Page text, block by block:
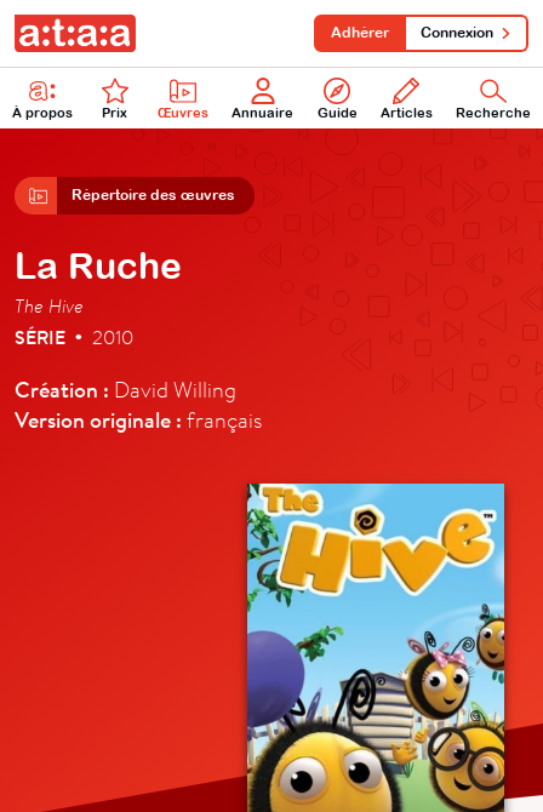
À propos Prix Œuvres Annuaire Guide Articles Recherche
Adhérer Connexion
Répertoire des œuvres
La Ruche
The Hive
SÉRIE • 2010
Création : David Willing
Version originale : français